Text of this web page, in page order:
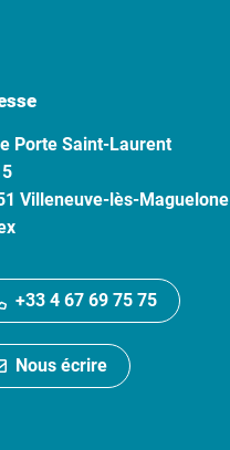
Porte Saint-Laurent
Villeneuve-lès-Maguelone
+33 4 67 69 75 75
Nous écrire